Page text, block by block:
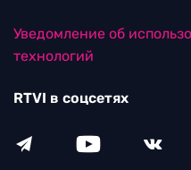
Уведомление об
технологий
RTVI в соцсетях